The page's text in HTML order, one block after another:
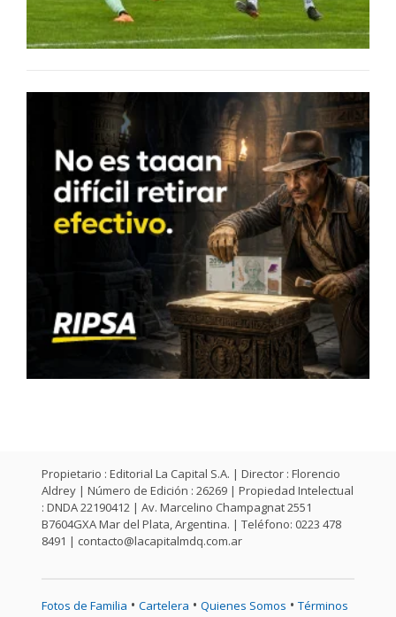
Propietario : Editorial La Capital S.A. | Director : Florencio
Aldrey | Número de Edición : 26269 | Propiedad Intelectual
: DNDA 22190412 | Av. Marcelino Champagnat 2551
B7604GXA Mar del Plata, Argentina. | Teléfono: 0223 478
8491 | contacto@lacapitalmdq.com.ar
Fotos de Familia • Cartelera • Quienes Somos • Términos